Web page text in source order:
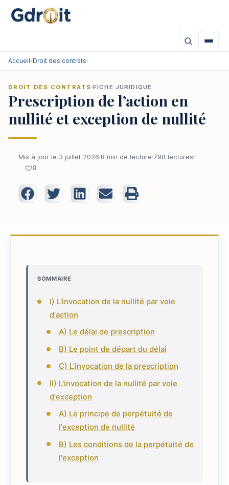
Accueil›Droit des contrats›
DROIT DES CONTRATS FICHE JURIDIQUE
Prescription de l’action en
nullité et exception de nullité
Mis à jour le 3 juillet 2026 8 min de lecture 798 lectures
0
SOMMAIRE
I) L'invocation de la nullité par voie
d'action
A) Le délai de prescription
B) Le point de départ du délai
C) L'invocation de la prescription
II) L'invocation de la nullité par voie
d'exception
A) Le principe de perpétuité de
l'exception de nullité
B) Les conditions de la perpétuité de
l'exception